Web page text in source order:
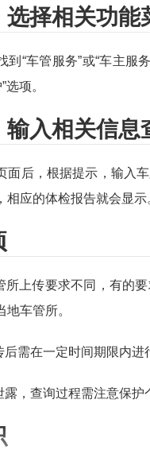
选择相关功能
到“车管服务”或“车主服
选项。
入相关信息
面后，根据提示，输入
相应的体检报告就会显示
所上传要求不同，有的
地车管所。
需在一定时间期限内进
，查询过程需注意保护